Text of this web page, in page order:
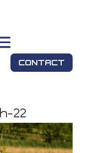
CONTACT
22